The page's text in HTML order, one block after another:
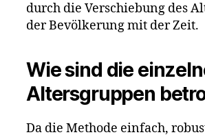
durch die Verschiebung des
der Bevölkerung mit der Zeit.
Wie sind die
Altersgruppen
Da die Methode einfach,